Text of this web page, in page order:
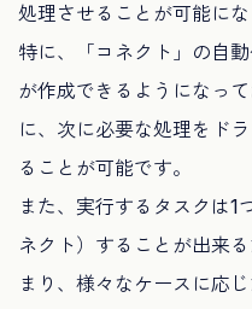
処理させることが可能にな
特に、「コネクト」の自
が作成できるようになっ
に、次に必要な処理をド
ることが可能です。
また、実行するタスクは1
ネクト）することが出来
まり、様々なケースに応